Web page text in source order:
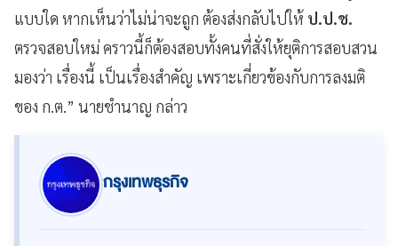
แบบใด หากเห็นว่าไม่น่าจะถูก ต้องส่งกลับไปให้ ป.ป.ช.
ตรวจสอบใหม่ คราวนี้ก็ต้องสอบทั้งคนที่สั่งให้ยุติการสอบสวน
มองว่า เรื่องนี้ เป็นเรื่องสำคัญ เพราะเกี่ยวข้องกับการลงมติ
ของ ก.ต.” นายชำนาญ กล่าว
กรุงเทพธุรกิจ